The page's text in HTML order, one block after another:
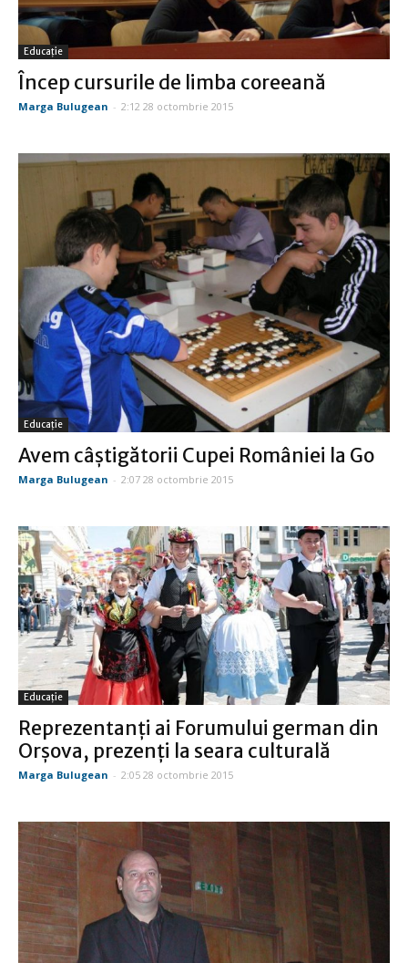
Educație
Încep cursurile de limba coreeană
Marga Bulugean - 2:12 28 octombrie 2015
Educație
Avem câştigătorii Cupei României la Go
Marga Bulugean - 2:07 28 octombrie 2015
Educație
Reprezentanţi ai Forumului german din
Orşova, prezenţi la seara culturală
Marga Bulugean - 2:05 28 octombrie 2015